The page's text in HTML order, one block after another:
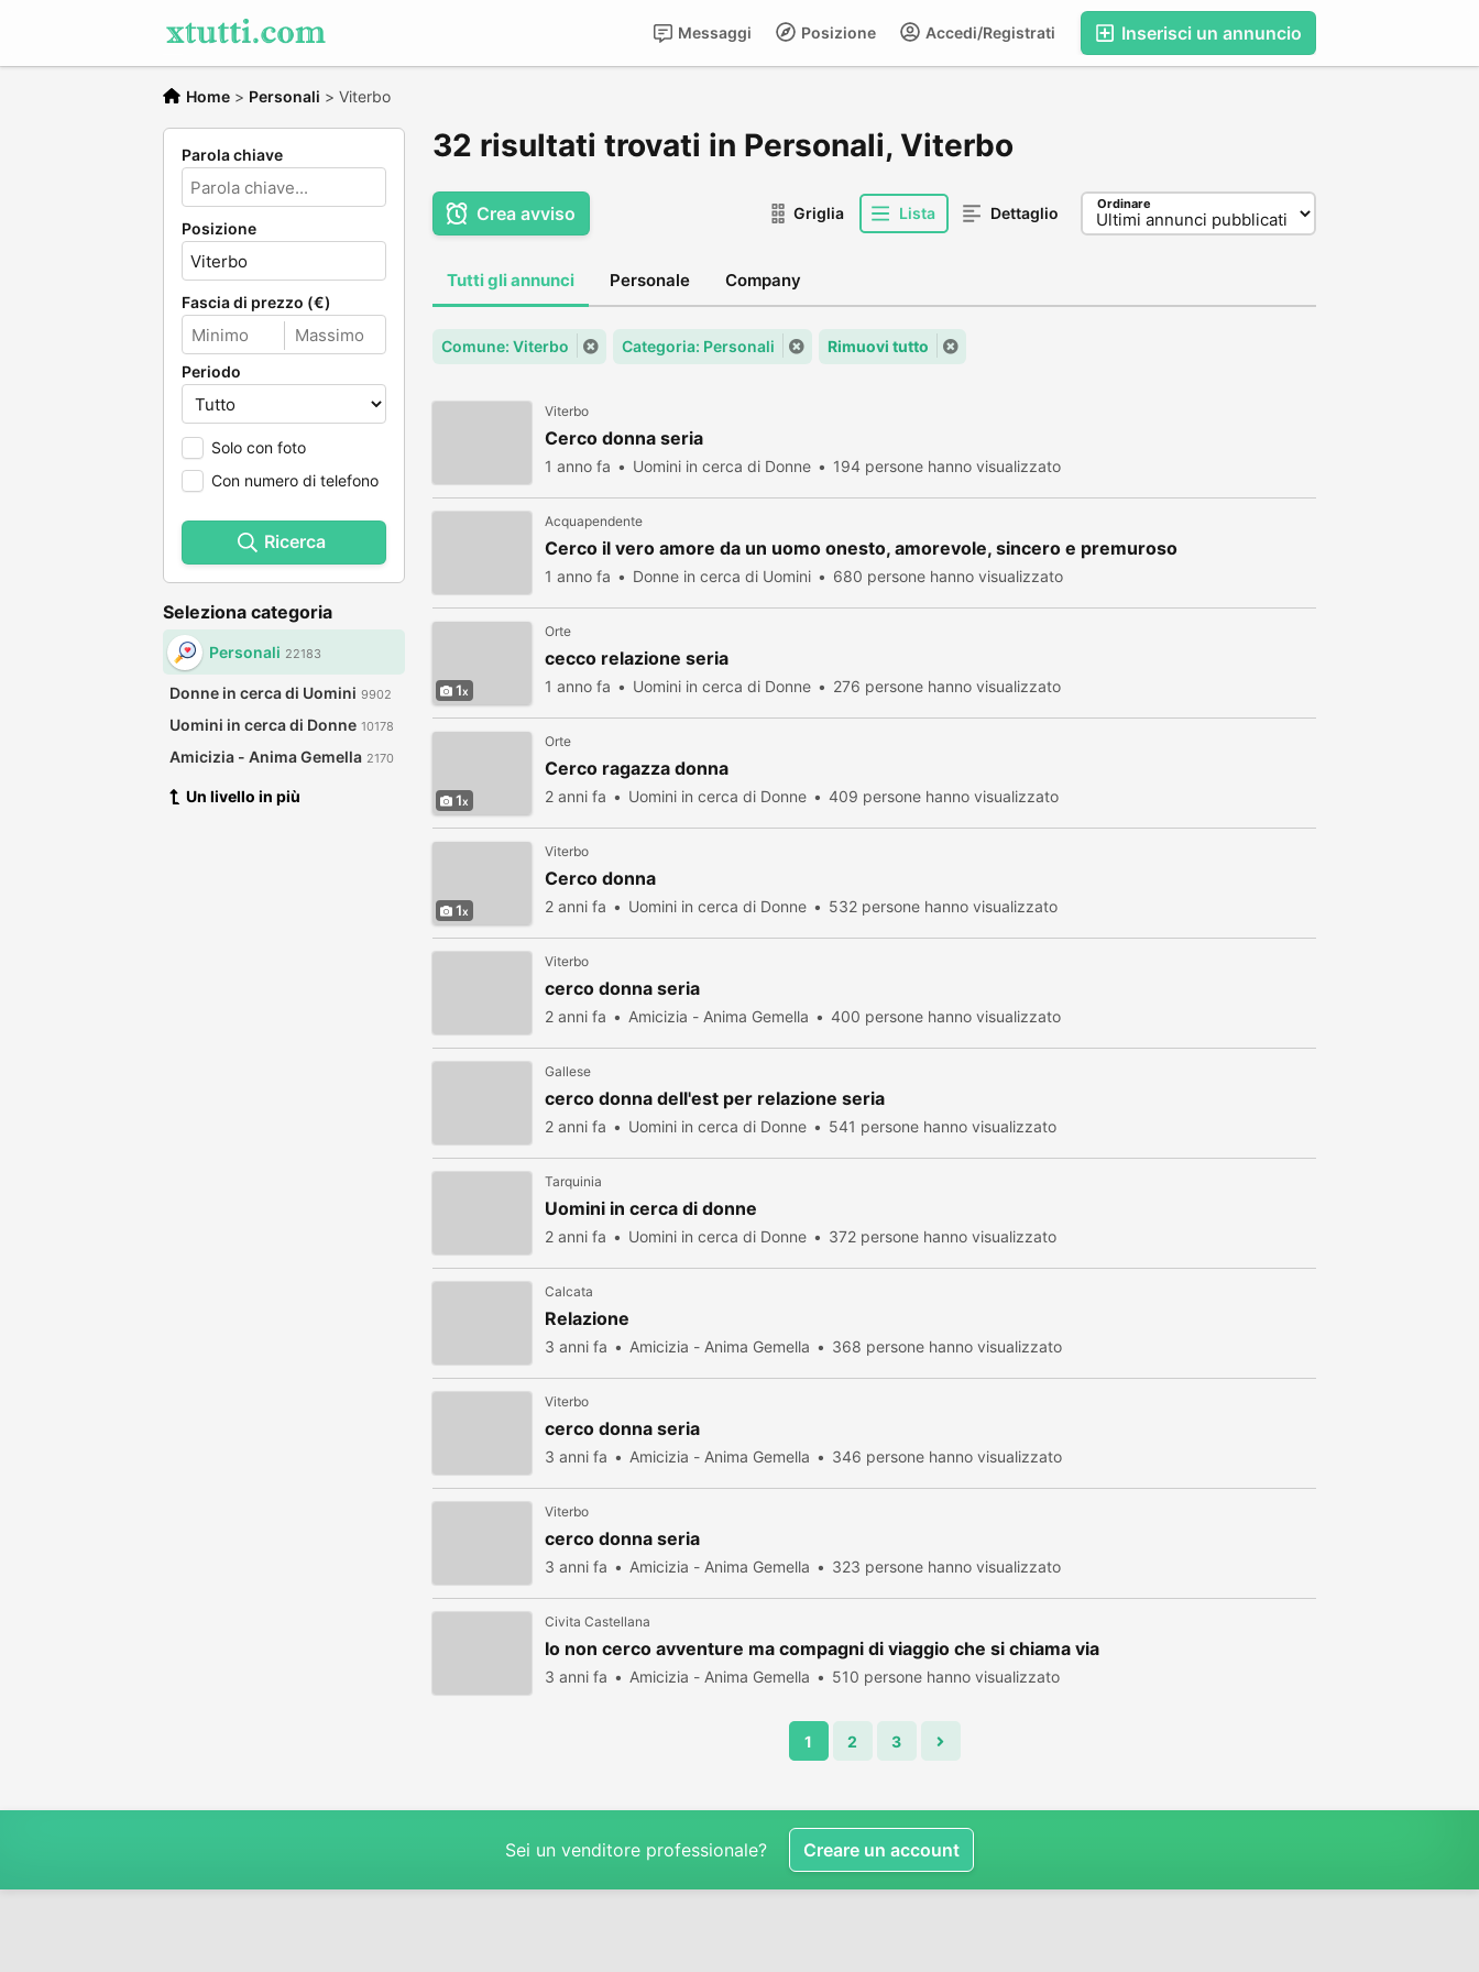
Inserisci un annuncio
Accedi/Registrati
Posizione
Messaggi
Home > Personali > Viterbo
Parola chiave
Posizione
Fascia di prezzo (€)
Periodo
Solo con foto
Con numero di telefono
Ricerca
Seleziona categoria
Personali 22183
Donne in cerca di Uomini 9902
Uomini in cerca di Donne 10178
Amicizia - Anima Gemella 2170
Un livello in più
32 risultati trovati in Personali, Viterbo
Crea avviso Griglia Lista Dettaglio Ordinare
Tutti gli annunci Personale Company
Comune: Viterbo Categoria: Personali Rimuovi tutto
Viterbo
Cerco donna seria
1 anno fa Uomini in cerca di Donne 194 persone hanno visualizzato
Acquapendente
Cerco il vero amore da un uomo onesto, amorevole, sincero e premuroso
1 anno fa Donne in cerca di Uomini 680 persone hanno visualizzato
1
Orte
cecco relazione seria
1 anno fa Uomini in cerca di Donne 276 persone hanno visualizzato
1
Orte
Cerco ragazza donna
2 anni fa Uomini in cerca di Donne 409 persone hanno visualizzato
1
Viterbo
Cerco donna
2 anni fa Uomini in cerca di Donne 532 persone hanno visualizzato
Viterbo
cerco donna seria
2 anni fa Amicizia - Anima Gemella 400 persone hanno visualizzato
Gallese
cerco donna dell'est per relazione seria
2 anni fa Uomini in cerca di Donne 541 persone hanno visualizzato
Tarquinia
Uomini in cerca di donne
2 anni fa Uomini in cerca di Donne 372 persone hanno visualizzato
Calcata
Relazione
3 anni fa Amicizia - Anima Gemella 368 persone hanno visualizzato
Viterbo
cerco donna seria
3 anni fa Amicizia - Anima Gemella 346 persone hanno visualizzato
Viterbo
cerco donna seria
3 anni fa Amicizia - Anima Gemella 323 persone hanno visualizzato
Civita Castellana
Io non cerco avventure ma compagni di viaggio che si chiama via
3 anni fa Amicizia - Anima Gemella 510 persone hanno visualizzato
1 2 3
Sei un venditore professionale? Creare un account